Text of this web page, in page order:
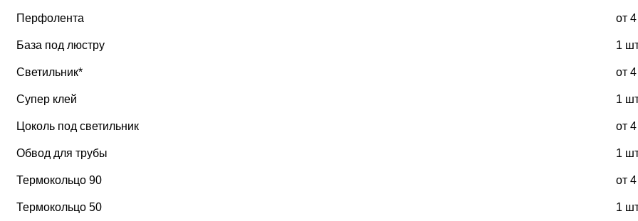
Перфолента от
База под люстру 1
Светильник* от
Супер клей 1
Цоколь под светильник от
Обвод для трубы 1
Термокольцо 90 от
Термокольцо 50 1